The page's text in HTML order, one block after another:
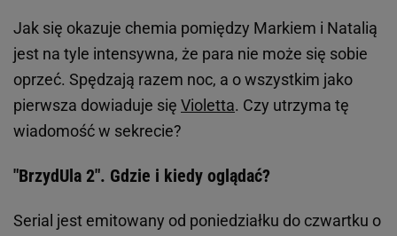
Jak się okazuje chemia pomiędzy Markiem i Natalią
jest na tyle intensywna, że para nie może się sobie
oprzeć. Spędzają razem noc, a o wszystkim jako
pierwsza dowiaduje się Violetta. Czy utrzyma tę
wiadomość w sekrecie?
"BrzydUla 2". Gdzie i kiedy oglądać?
Serial jest emitowany od poniedziałku do czwartku o